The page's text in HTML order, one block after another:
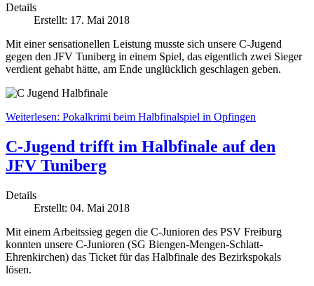
Details
Erstellt: 17. Mai 2018
Mit einer sensationellen Leistung musste sich unsere C-Jugend
gegen den JFV Tuniberg in einem Spiel, das eigentlich zwei Sieger
verdient gehabt hätte, am Ende unglücklich geschlagen geben.
Weiterlesen: Pokalkrimi beim Halbfinalspiel in Opfingen
C-Jugend trifft im Halbfinale auf den
JFV Tuniberg
Details
Erstellt: 04. Mai 2018
Mit einem Arbeitssieg gegen die C-Junioren des PSV Freiburg
konnten unsere C-Junioren (SG Biengen-Mengen-Schlatt-
Ehrenkirchen) das Ticket für das Halbfinale des Bezirkspokals
lösen.